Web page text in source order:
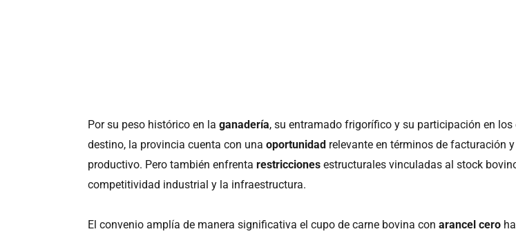
Por su peso histórico en laganadería, su entramado frigorífico y su participación en los
destino, la provincia cuenta con unaoportunidad relevante en términos de facturación
productivo. Pero también enfrentarestricciones estructurales vinculadas al stock
competitividad industrial y la infraestructura.
El convenio amplía de manera significativa el cupo de carne bovina conarancel cero